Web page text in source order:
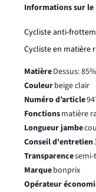
Informations sur
Cycliste anti-
Cycliste en matière
MatièreDessus:
Couleurbeige clair
Numéro d’article
Fonctionsmatière
Longueur jambe
Conseil d'entretien
Transparence
Marquebonprix
Opérateur